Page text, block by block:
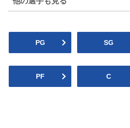
PG SG
PF C